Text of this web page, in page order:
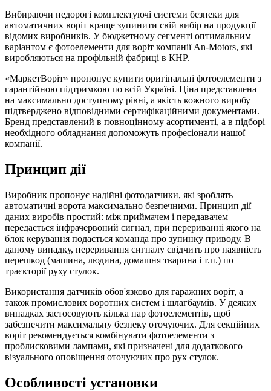
Вибираючи недорогі комплектуючі системи безпеки для
автоматичних воріт краще зупинити свій вибір на продукції
відомих виробників. У бюджетному сегменті оптимальним
варіантом є фотоелементи для воріт компанії An-Motors, які
виробляються на профільній фабриці в КНР.
«МаркетВоріт» пропонує купити оригінальні фотоелементи з
гарантійною підтримкою по всій Україні. Ціна представлена
на максимально доступному рівні, а якість кожного виробу
підтверджено відповідними сертифікаційними документами.
Бренд представлений в повноцінному асортименті, а в підборі
необхідного обладнання допоможуть професіонали нашої
компанії.
Принцип дії
Виробник пропонує надійні фотодатчики, які зроблять
автоматичні ворота максимально безпечними. Принцип дії
даних виробів простий: між приймачем і передавачем
передається інфрачервоний сигнал, при перериванні якого на
блок керування подається команда про зупинку приводу. В
даному випадку, переривання сигналу свідчить про наявність
перешкод (машина, людина, домашня тварина і т.п.) по
траєкторії руху стулок.
Використання датчиків обов'язково для гаражних воріт, а
також промислових воротних систем і шлагбаумів. У деяких
випадках застосовують кілька пар фотоелементів, щоб
забезпечити максимальну безпеку оточуючих. Для секційних
воріт рекомендується комбінувати фотоелементи з
проблисковими лампами, які призначені для додаткового
візуального оповіщення оточуючих про рух стулок.
Особливості установки